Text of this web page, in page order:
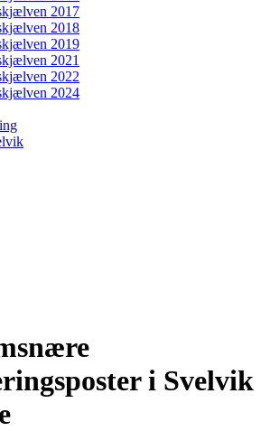
2017
2018
2019
2021
2022
2024
i Svelvik